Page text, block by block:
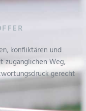
konfliktären und
zugänglichen Weg,
gerecht